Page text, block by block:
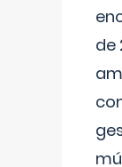
de